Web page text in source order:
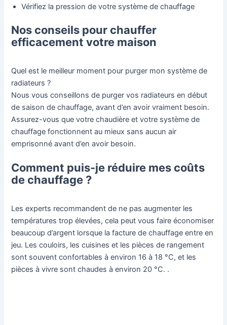
Vérifiez la pression de votre système de chauffage
Nos conseils pour chauffer
efficacement votre maison
Quel est le meilleur moment pour purger mon système de
radiateurs ?
Nous vous conseillons de purger vos radiateurs en début
de saison de chauffage, avant d’en avoir vraiment besoin.
Assurez-vous que votre chaudière et votre système de
chauffage fonctionnent au mieux sans aucun air
emprisonné avant d’en avoir besoin.
Comment puis-je réduire mes coûts
de chauffage ?
Les experts recommandent de ne pas augmenter les
températures trop élevées, cela peut vous faire économiser
beaucoup d’argent lorsque la facture de chauffage entre en
jeu. Les couloirs, les cuisines et les pièces de rangement
sont souvent confortables à environ 16 à 18 °C, et les
pièces à vivre sont chaudes à environ 20 °C. .